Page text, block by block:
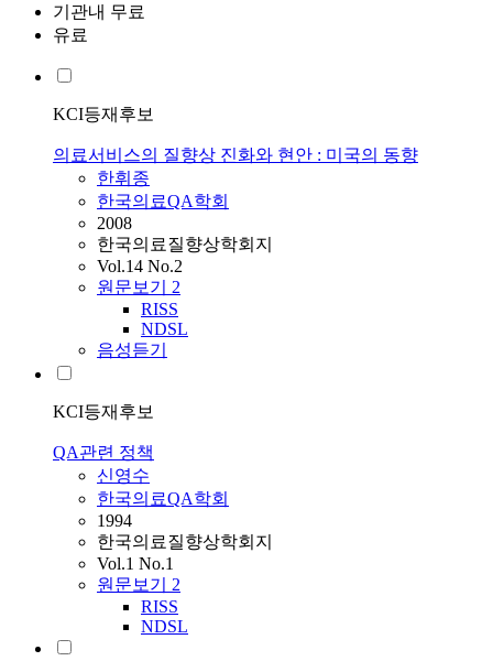
기관내 무료
유료
KCI등재후보
의료서비스의 질향상 진화와 현안 : 미국의 동향
한휘종
한국의료QA학회
2008
한국의료질향상학회지
Vol.14 No.2
원문보기 2
RISS
NDSL
음성듣기
KCI등재후보
QA관련 정책
신영수
한국의료QA학회
1994
한국의료질향상학회지
Vol.1 No.1
원문보기 2
RISS
NDSL